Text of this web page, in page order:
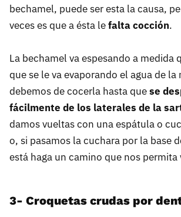
bechamel, puede ser esta la causa,
veces es que a ésta lefalta cocción.
La bechamel va espesando a medida
que se le va evaporando el agua de la
debemos de cocerla hasta quese
fácilmente de los laterales de la
damos vueltas con una espátula o
o, si pasamos la cuchara por la base
está haga un camino que nos
3- Croquetas crudas por